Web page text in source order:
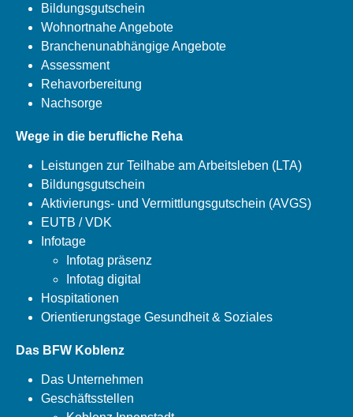
Bildungsgutschein
Wohnortnahe Angebote
Branchenunabhängige Angebote
Assessment
Rehavorbereitung
Nachsorge
Wege in die berufliche Reha
Leistungen zur Teilhabe am Arbeitsleben (LTA)
Bildungsgutschein
Aktivierungs- und Vermittlungsgutschein (AVGS)
EUTB / VDK
Infotage
Infotag präsenz
Infotag digital
Hospitationen
Orientierungstage Gesundheit & Soziales
Das BFW Koblenz
Das Unternehmen
Geschäftsstellen